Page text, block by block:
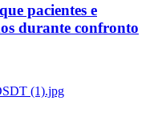
pacientes e
durante confronto